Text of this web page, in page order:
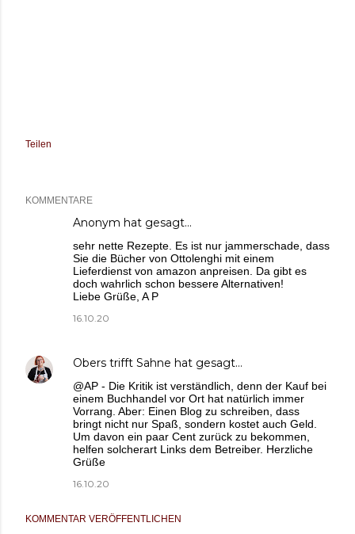
Teilen
KOMMENTARE
Anonym hat gesagt…
sehr nette Rezepte. Es ist nur jammerschade, dass
Sie die Bücher von Ottolenghi mit einem
Lieferdienst von amazon anpreisen. Da gibt es
doch wahrlich schon bessere Alternativen!
Liebe Grüße, A P
16.10.20
Obers trifft Sahne hat gesagt…
@AP - Die Kritik ist verständlich, denn der Kauf bei
einem Buchhandel vor Ort hat natürlich immer
Vorrang. Aber: Einen Blog zu schreiben, dass
bringt nicht nur Spaß, sondern kostet auch Geld.
Um davon ein paar Cent zurück zu bekommen,
helfen solcherart Links dem Betreiber. Herzliche
Grüße
16.10.20
KOMMENTAR VERÖFFENTLICHEN